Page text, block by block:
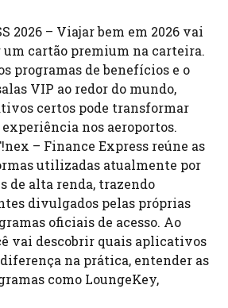
2026 – Viajar bem em 2026 vai
cartão premium na carteira.
programas de benefícios e o
VIP ao redor do mundo,
certos pode transformar
nos aeroportos.
– Finance Express reúne as
utilizadas atualmente por
de alta renda, trazendo
divulgados pelas próprias
oficiais de acesso. Ao
vai descobrir quais aplicativos
na prática, entender as
como LoungeKey,